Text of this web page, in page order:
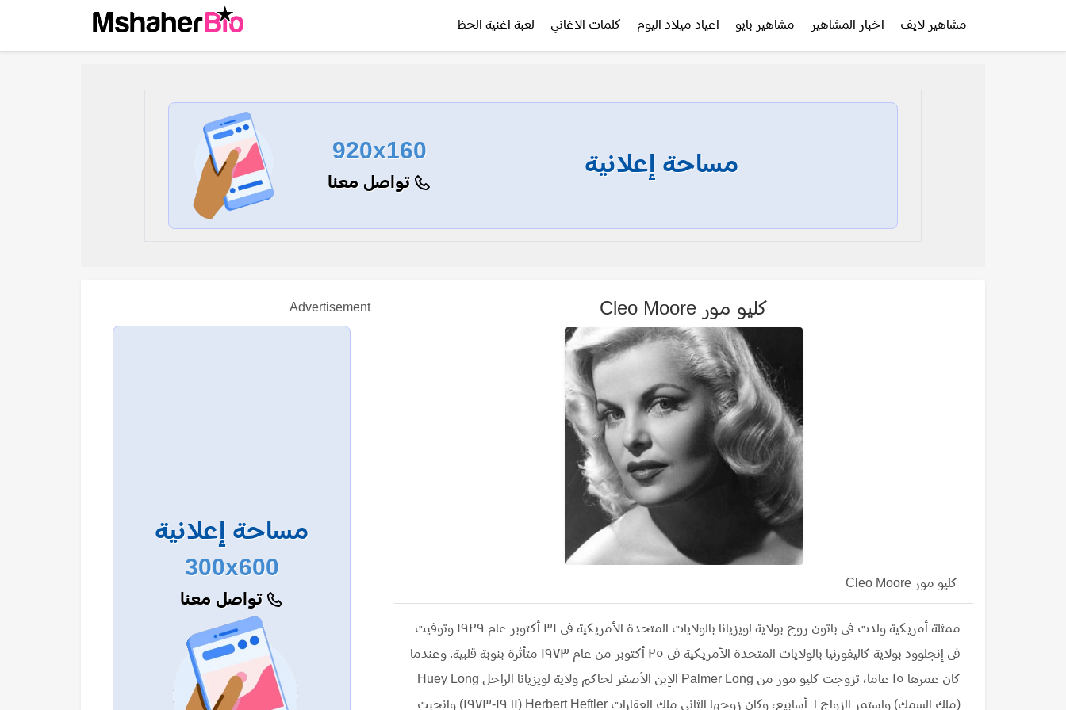
مشاهير لايف اخبار المشاهير مشاهير بايو اعياد ميلاد اليوم كلمات الاغاني لعبة اغنية الحظ
مساحة إعلانية
920x160
تواصل معنا
كليو مور Cleo Moore
كليو مور Cleo Moore
ممثلة أمريكية ولدت فى باتون روج بولاية لويزيانا بالولايات المتحدة الأمريكية فى ٣١ أكتوبر عام ١٩٢٩ وتوفيت
فى إنجلوود بولاية كاليفورنيا بالولايات المتحدة الأمريكية فى ٢٥ أكتوبر من عام ١٩٧٣ متأثرة بنوبة قلبية. وعندما
كان عمرها ١٥ عاما، تزوجت كليو مور من Palmer Long الإبن الأصغر لحاكم ولاية لويزيانا الراحل Huey Long
(ملك السمك) وإستمر الزواج ٦ أسابيع، وكان زوجها الثانى ملك العقارات Herbert Heftler (١٩٦١-١٩٧٣) وانجبت
Advertisement
مساحة إعلانية
300x600
تواصل معنا